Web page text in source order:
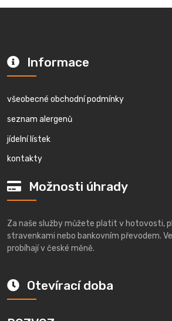
Informace
všeobecné obchodní podmínky
seznam alergenů
jídelní lístek
kontakty
Možnosti úhrady
Za naše služby můžete platit v hotovosti,
stravenkami nebo bankovním převodem.
probíhají v české měně.
Otevírací doba